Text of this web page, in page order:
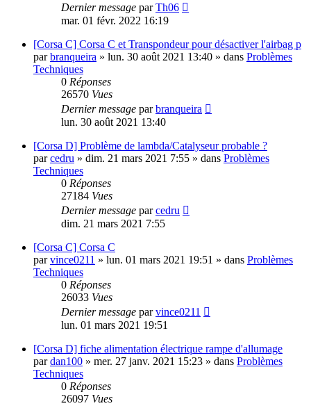
Dernier message parTh06
mar. 01 févr. 2022 16:19
[Corsa C] Corsa C et Transpondeur pour désactiver l'airbag p
parbranqueira » lun. 30 août 2021 13:40 » dans Problèmes
Techniques
0 Réponses
26570 Vues
Dernier message parbranqueira
lun. 30 août 2021 13:40
[Corsa D] Problème de lambda/Catalyseur probable ?
parcedru » dim. 21 mars 2021 7:55 » dans Problèmes
Techniques
0 Réponses
27184 Vues
Dernier message parcedru
dim. 21 mars 2021 7:55
[Corsa C] Corsa C
parvince0211 » lun. 01 mars 2021 19:51 » dans Problèmes
Techniques
0 Réponses
26033 Vues
Dernier message parvince0211
lun. 01 mars 2021 19:51
[Corsa D] fiche alimentation électrique rampe d'allumage
pardan100 » mer. 27 janv. 2021 15:23 » dans Problèmes
Techniques
0 Réponses
26097 Vues